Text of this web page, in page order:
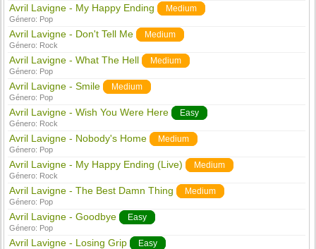
Avril Lavigne - My Happy Ending Medium
Género: Pop
Avril Lavigne - Don't Tell Me Medium
Género: Rock
Avril Lavigne - What The Hell Medium
Género: Pop
Avril Lavigne - Smile Medium
Género: Pop
Avril Lavigne - Wish You Were Here Easy
Género: Rock
Avril Lavigne - Nobody's Home Medium
Género: Pop
Avril Lavigne - My Happy Ending (Live) Medium
Género: Rock
Avril Lavigne - The Best Damn Thing Medium
Género: Pop
Avril Lavigne - Goodbye Easy
Género: Pop
Avril Lavigne - Losing Grip Easy